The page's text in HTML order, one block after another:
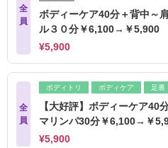
全
員
ボディーケア40分＋背中～
ル３０分￥6,100→￥5,900
¥5,900
全
員
ボディトリ ボディケア 足裏
【大好評】ボディーケア40
マリンパ30分￥6,100→￥
¥5,900